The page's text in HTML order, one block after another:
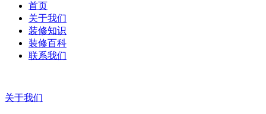
首页
关于我们
装修知识
装修百科
联系我们
关于我们